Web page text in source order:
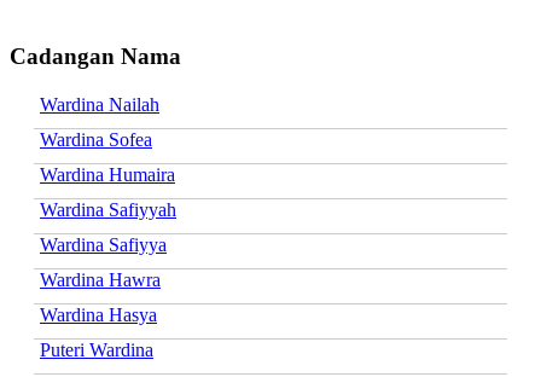
Cadangan Nama
Wardina Nailah
Wardina Sofea
Wardina Humaira
Wardina Safiyyah
Wardina Safiyya
Wardina Hawra
Wardina Hasya
Puteri Wardina